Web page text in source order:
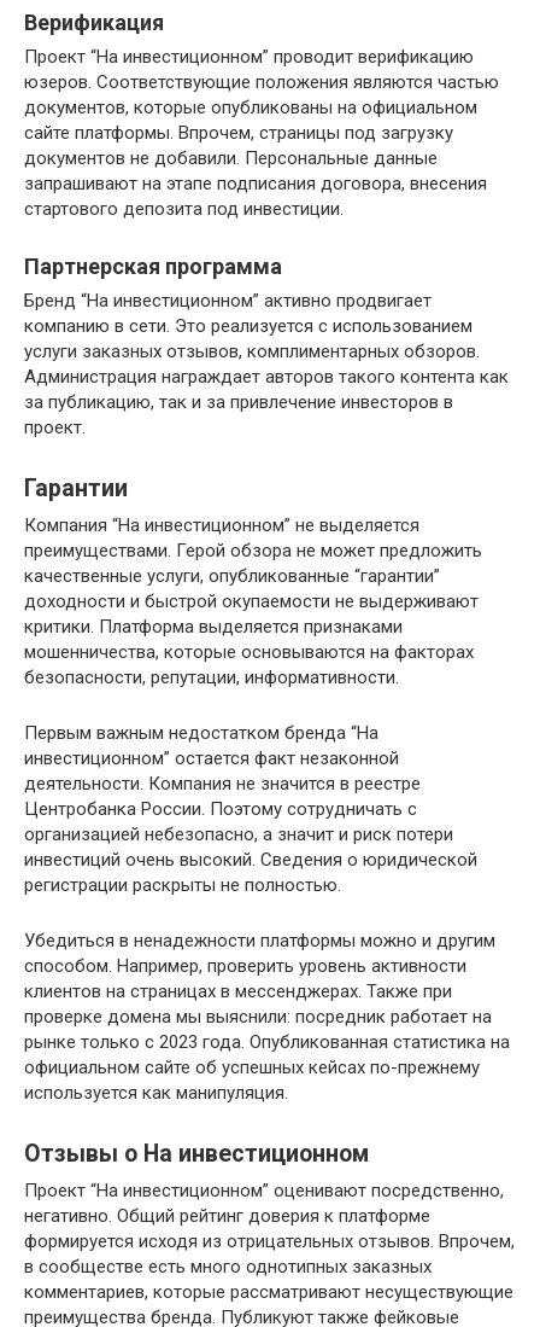
Верификация
Проект “На инвестиционном” проводит верификацию
юзеров. Соответствующие положения являются частью
документов, которые опубликованы на официальном
сайте платформы. Впрочем, страницы под загрузку
документов не добавили. Персональные данные
запрашивают на этапе подписания договора, внесения
стартового депозита под инвестиции.
Партнерская программа
Бренд “На инвестиционном” активно продвигает
компанию в сети. Это реализуется с использованием
услуги заказных отзывов, комплиментарных обзоров.
Администрация награждает авторов такого контента как
за публикацию, так и за привлечение инвесторов в
проект.
Гарантии
Компания “На инвестиционном” не выделяется
преимуществами. Герой обзора не может предложить
качественные услуги, опубликованные “гарантии”
доходности и быстрой окупаемости не выдерживают
критики. Платформа выделяется признаками
мошенничества, которые основываются на факторах
безопасности, репутации, информативности.
Первым важным недостатком бренда “На
инвестиционном” остается факт незаконной
деятельности. Компания не значится в реестре
Центробанка России. Поэтому сотрудничать с
организацией небезопасно, а значит и риск потери
инвестиций очень высокий. Сведения о юридической
регистрации раскрыты не полностью.
Убедиться в ненадежности платформы можно и другим
способом. Например, проверить уровень активности
клиентов на страницах в мессенджерах. Также при
проверке домена мы выяснили: посредник работает на
рынке только с 2023 года. Опубликованная статистика на
официальном сайте об успешных кейсах по-прежнему
используется как манипуляция.
Отзывы о На инвестиционном
Проект “На инвестиционном” оценивают посредственно,
негативно. Общий рейтинг доверия к платформе
формируется исходя из отрицательных отзывов. Впрочем,
в сообществе есть много однотипных заказных
комментариев, которые рассматривают несуществующие
преимущества бренда. Публикуют также фейковые